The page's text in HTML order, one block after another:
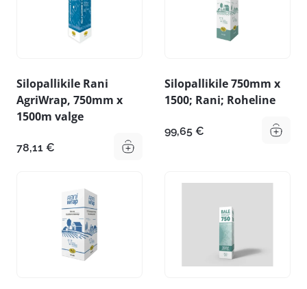
Silopallikile Rani
AgriWrap, 750mm x
1500m valge
78,11 €
Silopallikile 750mm x
1500; Rani; Roheline
99,65 €